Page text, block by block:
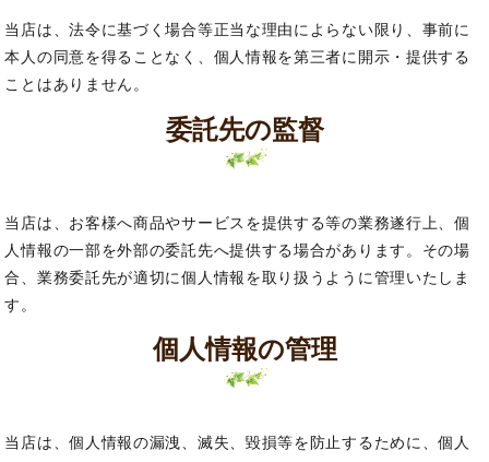
当店は、法令に基づく場合等正当な理由によらない限り、事前に
本人の同意を得ることなく、個人情報を第三者に開示・提供する
ことはありません。
委託先の監督
当店は、お客様へ商品やサービスを提供する等の業務遂行上、個
人情報の一部を外部の委託先へ提供する場合があります。その場
合、業務委託先が適切に個人情報を取り扱うように管理いたしま
す。
個人情報の管理
当店は、個人情報の漏洩、滅失、毀損等を防止するために、個人